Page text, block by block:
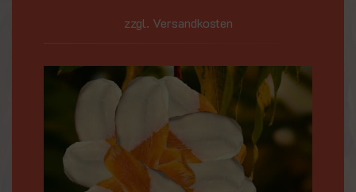
zzgl. Versandkosten